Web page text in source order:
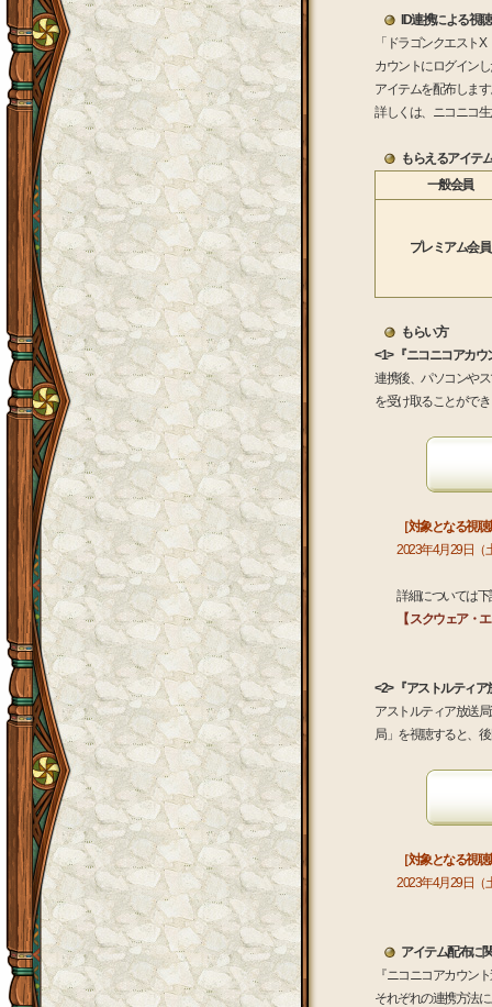
ID連携による視
「ドラゴンクエスト
カウントにログイン
アイテムを配布しま
詳しくは、ニコニコ
もらえるアイテム
一般会員
プレミアム会員
もらい方
<1> 『ニコニコアカ
連携後、パソコンや
を受け取ることがで
［対象となる視
2023年4月29日（
詳細については下
【 スクウェア・
<2> 『アストルティ
アストルティア放送
局」を視聴すると、
［対象となる視
2023年4月29日（
アイテム配布に
『ニコニコアカウン
それぞれの連携方法